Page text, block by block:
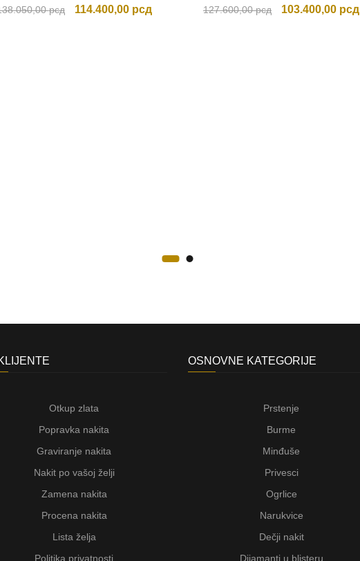
рсд
Originalna
114.400,00 рсдTrenutna
127.600,00рсд
Originalna
103.400,00 рсд
Otkup zlata
Popravka nakita
Graviranje nakita
Nakit po vašoj želji
Zamena nakita
Procena nakita
Lista želja
Politika privatnosti
OSNOVNE KATEGORIJE
Prstenje
Burme
Minđuše
Privesci
Ogrlice
Narukvice
Dečji nakit
Dijamanti u blisteru